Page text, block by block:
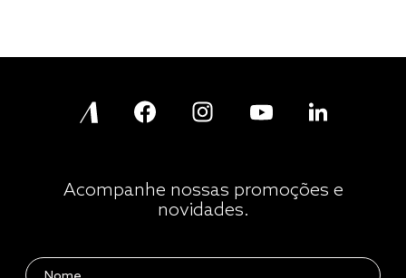
Acompanhe nossas promoções e
novidades.